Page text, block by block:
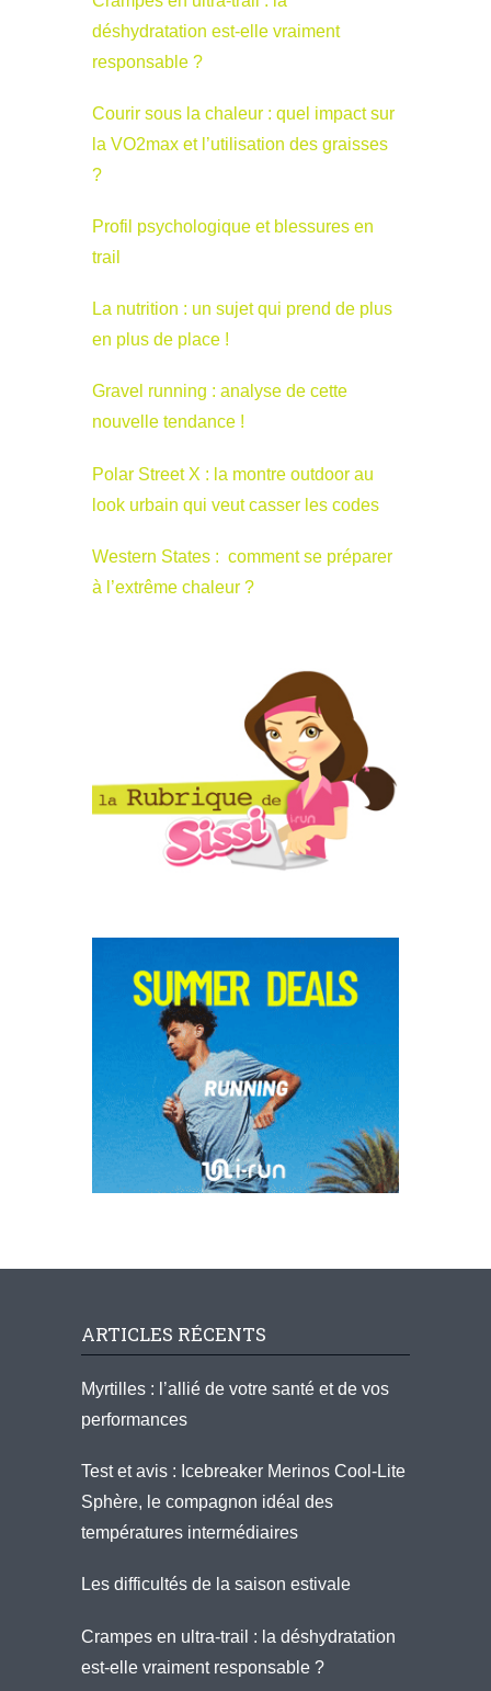
déshydratation est-elle vraiment
responsable ?
Courir sous la chaleur : quel impact sur
la VO2max et l’utilisation des graisses
?
Profil psychologique et blessures en
trail
La nutrition : un sujet qui prend de plus
en plus de place !
Gravel running : analyse de cette
nouvelle tendance !
Polar Street X : la montre outdoor au
look urbain qui veut casser les codes
Western States : comment se préparer
à l’extrême chaleur ?
ARTICLES RÉCENTS
Myrtilles : l’allié de votre santé et de vos
performances
Test et avis : Icebreaker Merinos Cool-Lite
Sphère, le compagnon idéal des
températures intermédiaires
Les difficultés de la saison estivale
Crampes en ultra-trail : la déshydratation
est-elle vraiment responsable ?